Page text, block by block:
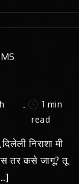
1 min
read
निराशा मी
तर कसे जागू? तू